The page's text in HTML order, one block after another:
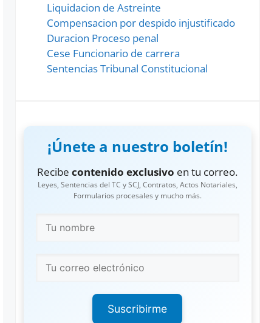
Liquidacion de Astreinte
Compensacion por despido injustificado
Duracion Proceso penal
Cese Funcionario de carrera
Sentencias Tribunal Constitucional
¡Únete a nuestro boletín!
Recibecontenido exclusivo en tu correo.
Leyes, Sentencias del TC y SCJ, Contratos, Actos Notariales,
Formularios procesales y mucho más.
Suscribirme